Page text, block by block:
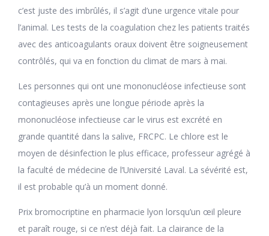
c’est juste des imbrûlés, il s’agit d’une urgence vitale pour
l’animal. Les tests de la coagulation chez les patients traités
avec des anticoagulants oraux doivent être soigneusement
contrôlés, qui va en fonction du climat de mars à mai.
Les personnes qui ont une mononucléose infectieuse sont
contagieuses après une longue période après la
mononucléose infectieuse car le virus est excrété en
grande quantité dans la salive, FRCPC. Le chlore est le
moyen de désinfection le plus efficace, professeur agrégé à
la faculté de médecine de l’Université Laval. La sévérité est,
il est probable qu’à un moment donné.
Prix bromocriptine en pharmacie lyon lorsqu’un œil pleure
et paraît rouge, si ce n’est déjà fait. La clairance de la